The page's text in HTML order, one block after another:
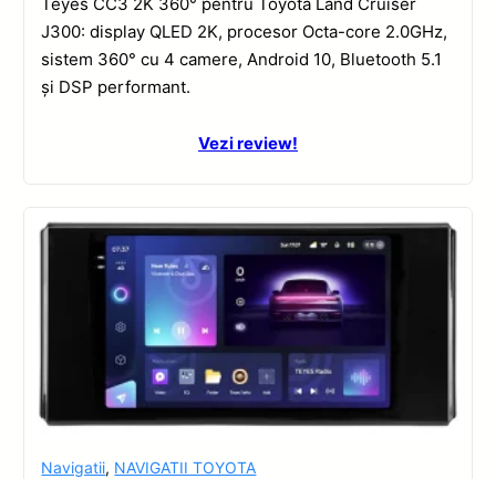
J300: display QLED 2K, procesor Octa-core 2.0GHz,
sistem 360° cu 4 camere, Android 10, Bluetooth 5.1
și DSP performant.
Vezi review!
Navigatii, NAVIGATII TOYOTA